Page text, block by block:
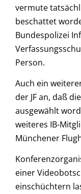
vermute
beschattet
Bundespolizei
Person.
Auch ein
der JF an, daß
ausgewählt
weiteres IB-
Münchener
einer
einschüchtern